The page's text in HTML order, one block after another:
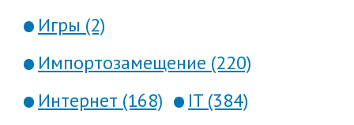
Игры (2)
Импортозамещение (220)
Интернет (168)
IT (384)